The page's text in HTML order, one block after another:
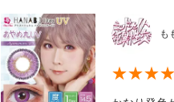
も
★★★★